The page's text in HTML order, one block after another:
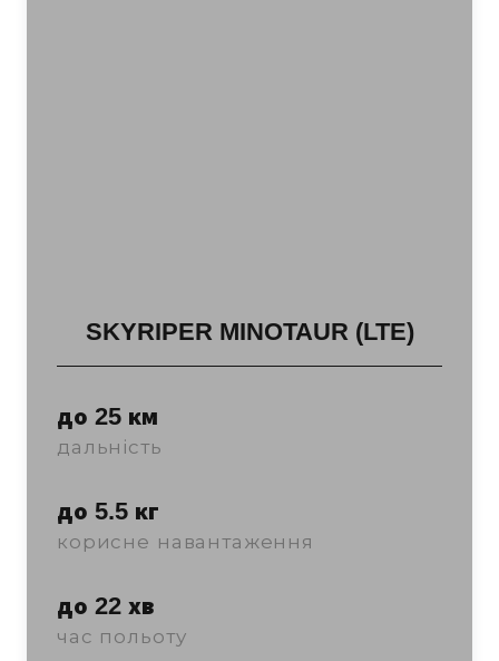
SKYRIPER MINOTAUR (LTE)
до 25 км
дальність
до 5.5 кг
корисне навантаження
до 22 хв
час польоту